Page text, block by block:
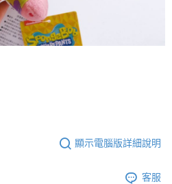
顯示電腦版詳細說明
客服